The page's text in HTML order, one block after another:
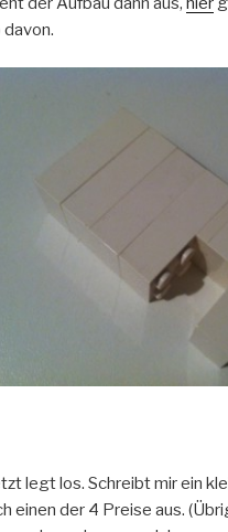
legt los. Schreibt mir ein
einen der 4 Preise aus.